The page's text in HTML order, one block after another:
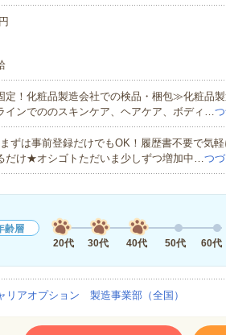
！化粧品製造会社での検品・梱包≫化粧品製
インでののスキンケア、ヘアケア、ボディ…
ずは事前登録だけでもOK！履歴書不要で気
だけ★オシゴトただいま少しずつ増加中…つ
齢層
20代
30代 40代 50代 60代
リアオプション 製造事業部（全国）